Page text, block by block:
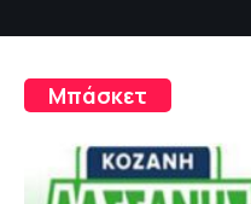
Μπάσκετ